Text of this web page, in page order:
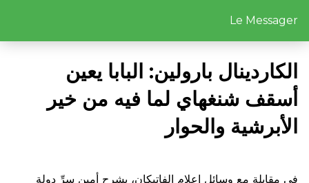
Le Messager
الكاردينال بارولين: البابا يعين
أسقف شنغهاي لما فيه من خير
الأبرشية والحوار
في مقابلة مع وسائل إعلام الفاتيكان، يشرح أمين سرِّ دولة